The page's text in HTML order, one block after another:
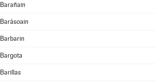
Barañain
Barásoain
Barbarin
Bargota
Barillas